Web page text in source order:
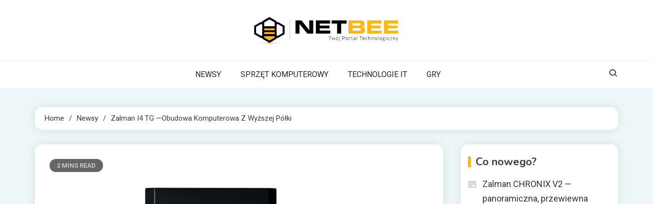
NEWSY SPRZĘT KOMPUTEROWY TECHNOLOGIE IT GRY
Home Newsy Zalman I4 TG —obudowa Komputerowa Z Wyższej Półki
2 MINS READ Co nowego?
Zalman CHRONIX V2 —
panoramiczna, przewiewna